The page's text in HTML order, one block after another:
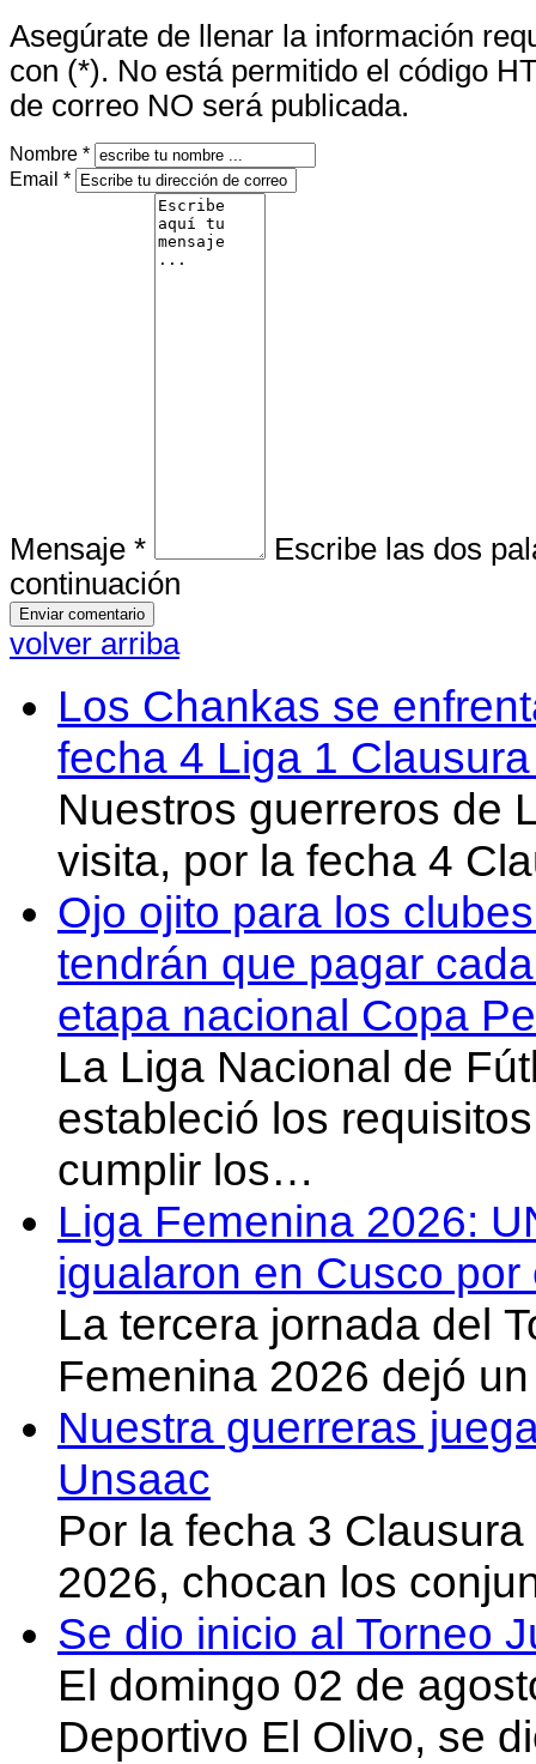
Asegúrate de llenar la información
con (*). No está permitido el código
de correo NO será publicada.
Nombre *
Email *
Mensaje *
Escribe las dos
continuación
volver arriba
Los Chankas se
fecha 4 Liga 1
Nuestros guerreros de
visita, por la fecha 4
Ojo ojito para los
tendrán que pagar
etapa nacional Copa
La Liga Nacional de
estableció los
cumplir los…
Liga Femenina 2026:
igualaron en Cusco
La tercera jornada del
Femenina 2026 dejó
Nuestra guerreras
Unsaac
Por la fecha 3
2026, chocan los
Se dio inicio al Torneo
El domingo 02 de
Deportivo El Olivo, se